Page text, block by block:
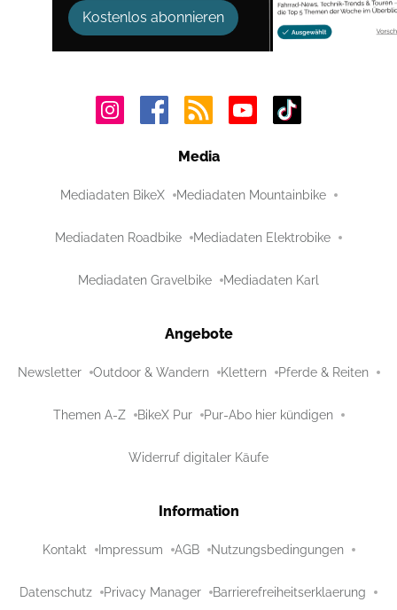
Kostenlos abonnieren
Media
Mediadaten BikeX Mediadaten Mountainbike
Mediadaten Roadbike Mediadaten Elektrobike
Mediadaten Gravelbike Mediadaten Karl
Angebote
Newsletter Outdoor & Wandern Klettern Pferde & Reiten
Themen A-Z BikeX Pur Pur-Abo hier kündigen
Widerruf digitaler Käufe
Information
Kontakt Impressum AGB Nutzungsbedingungen
Datenschutz Privacy Manager Barrierefreiheitserklaerung